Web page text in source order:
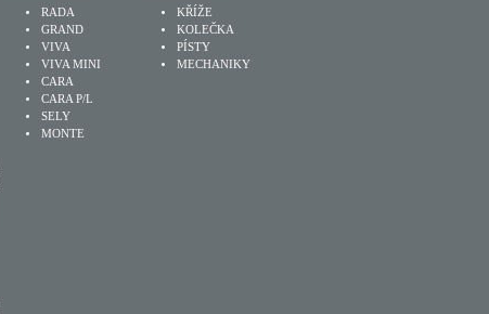
RADA
GRAND
VIVA
VIVA MINI
CARA
CARA P/L
SELY
MONTE
KŘÍŽE
KOLEČKA
PÍSTY
MECHANIKY